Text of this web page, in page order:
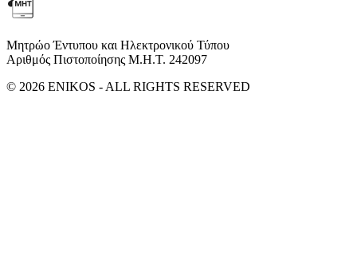
Μητρώο Έντυπου και Ηλεκτρονικού Τύπου
Αριθμός Πιστοποίησης Μ.Η.Τ. 242097
© 2026 ENIKOS - ALL RIGHTS RESERVED